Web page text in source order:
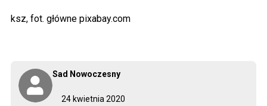
24 kwietnia 2020
Sad Nowoczesny
ksz, fot. główne pixabay.com